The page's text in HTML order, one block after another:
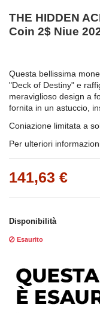
THE HIDDEN
Coin 2$ Niue
Questa bellissima
"Deck of Destiny" e
meraviglioso design a
fornita in un astuccio,
Coniazione limitata a
Per ulteriori
141,63 €
Disponibilità
Esaurito